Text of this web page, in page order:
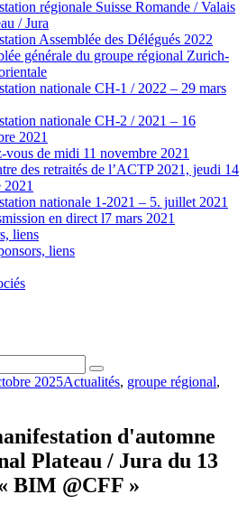
régionale Suisse Romande / Valais
/ Jura
Assemblée des Délégués 2022
générale du groupe régional Zurich-
nationale CH-1 / 2022 – 29 mars
nationale CH-2 / 2021 – 16
2021
vous de midi 11 novembre 2021
des retraités de l’ACTP 2021, jeudi 14
2021
nationale 1-2021 – 5. juillet 2021
en direct l7 mars 2021
liens
liens
2025Actualités, groupe régional,
d'automne
Plateau / Jura du 13
BIM @CFF »